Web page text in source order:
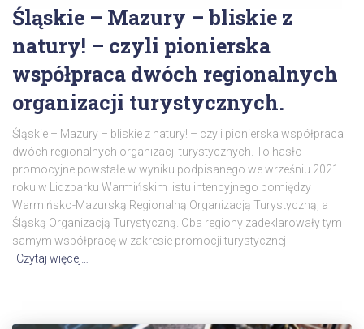
Śląskie – Mazury – bliskie z
natury! – czyli pionierska
współpraca dwóch regionalnych
organizacji turystycznych.
Śląskie – Mazury – bliskie z natury! – czyli pionierska współpraca
dwóch regionalnych organizacji turystycznych. To hasło
promocyjne powstałe w wyniku podpisanego we wrześniu 2021
roku w Lidzbarku Warmińskim listu intencyjnego pomiędzy
Warmińsko-Mazurską Regionalną Organizacją Turystyczną, a
Śląską Organizacją Turystyczną. Oba regiony zadeklarowały tym
samym współpracę w zakresie promocji turystycznej
Czytaj więcej…